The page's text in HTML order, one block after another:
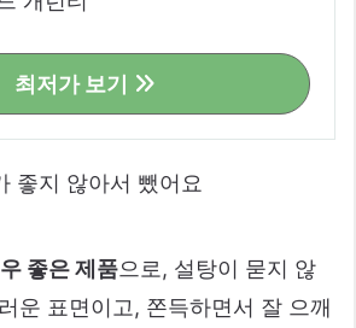
최저가 보기
좋지 않아서 뺐어요
좋은 제품으로, 설탕이 묻지 않
운 표면이고, 쫀득하면서 잘 으깨